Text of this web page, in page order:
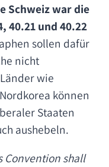
Schweiz war die
40.21 und 40.22
sollen dafür
nicht
wie
können
Staaten
aushebeln.
Convention shall